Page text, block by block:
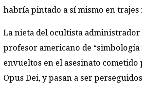
habría pintado a sí mismo en trajes
La nieta del ocultista
profesor americano de “simbología
envueltos en el asesinato cometido
Opus Dei, y pasan a ser